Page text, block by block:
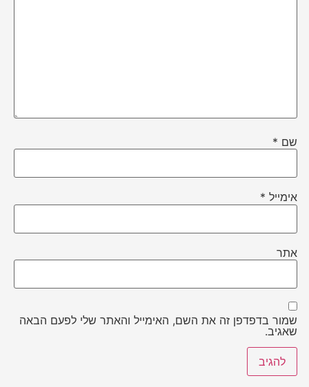
שם *
אימייל *
אתר
שמור בדפדפן זה את השם, האימייל והאתר שלי לפעם הבאה
שאגיב.